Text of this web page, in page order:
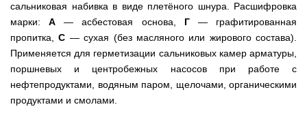
сальниковая набивка в виде плетёного шнура. Расшифровка
марки:А — асбестовая основа, Г— графитированная
пропитка,С — сухая (без масляного или жирового состава).
Применяется для герметизации сальниковых камер арматуры,
поршневых и центробежных насосов при работе с
нефтепродуктами, водяным паром, щелочами, органическими
продуктами и смолами.